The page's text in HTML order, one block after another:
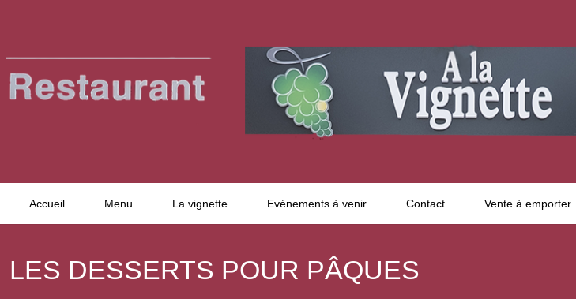
Accueil Menu La vignette Evénements à venir Contact Vente à emporter
LES DESSERTS POUR PÂQUES